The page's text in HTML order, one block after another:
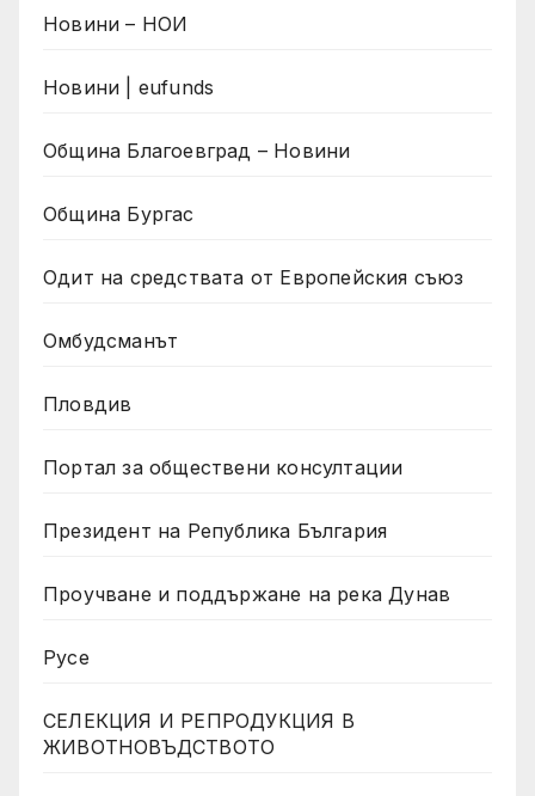
Новини – НОИ
Новини | eufunds
Община Благоевград – Новини
Община Бургас
Одит на средствата от Европейския съюз
Омбудсманът
Пловдив
Портал за обществени консултации
Президент на Република България
Проучване и поддържане на река Дунав
Русе
СЕЛЕКЦИЯ И РЕПРОДУКЦИЯ В
ЖИВОТНОВЪДСТВОТО